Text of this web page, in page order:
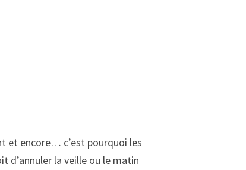
et encore… c’est pourquoi les
d’annuler la veille ou le matin